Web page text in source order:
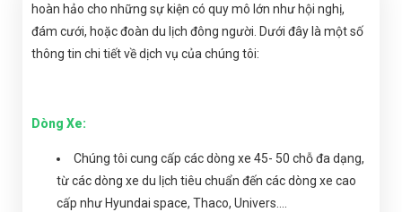
hoàn hảo cho những sự kiện có quy mô lớn như hội nghị,
đám cưới, hoặc đoàn du lịch đông người. Dưới đây là một số
thông tin chi tiết về dịch vụ của chúng tôi:
Dòng Xe:
Chúng tôi cung cấp các dòng xe 45- 50 chỗ đa dạng,
từ các dòng xe du lịch tiêu chuẩn đến các dòng xe cao
cấp như Hyundai space, Thaco, Univers....